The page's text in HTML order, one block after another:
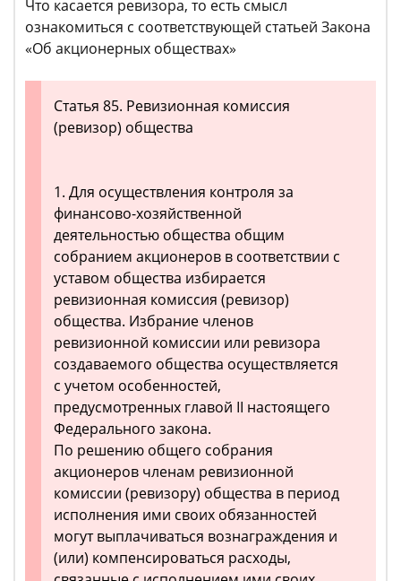
Что касается ревизора, то есть смысл
ознакомиться с соответствующей статьей Закона
«Об акционерных обществах»
Статья 85. Ревизионная комиссия
(ревизор) общества
1. Для осуществления контроля за
финансово-хозяйственной
деятельностью общества общим
собранием акционеров в соответствии с
уставом общества избирается
ревизионная комиссия (ревизор)
общества. Избрание членов
ревизионной комиссии или ревизора
создаваемого общества осуществляется
с учетом особенностей,
предусмотренных главой II настоящего
Федерального закона.
По решению общего собрания
акционеров членам ревизионной
комиссии (ревизору) общества в период
исполнения ими своих обязанностей
могут выплачиваться вознаграждения и
(или) компенсироваться расходы,